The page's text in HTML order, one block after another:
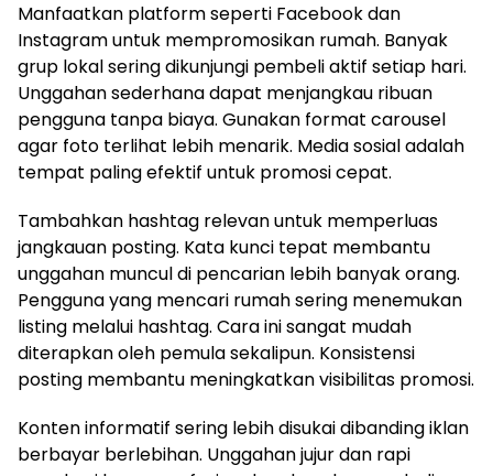
Manfaatkan platform seperti Facebook dan
Instagram untuk mempromosikan rumah. Banyak
grup lokal sering dikunjungi pembeli aktif setiap hari.
Unggahan sederhana dapat menjangkau ribuan
pengguna tanpa biaya. Gunakan format carousel
agar foto terlihat lebih menarik. Media sosial adalah
tempat paling efektif untuk promosi cepat.
Tambahkan hashtag relevan untuk memperluas
jangkauan posting. Kata kunci tepat membantu
unggahan muncul di pencarian lebih banyak orang.
Pengguna yang mencari rumah sering menemukan
listing melalui hashtag. Cara ini sangat mudah
diterapkan oleh pemula sekalipun. Konsistensi
posting membantu meningkatkan visibilitas promosi.
Konten informatif sering lebih disukai dibanding iklan
berbayar berlebihan. Unggahan jujur dan rapi